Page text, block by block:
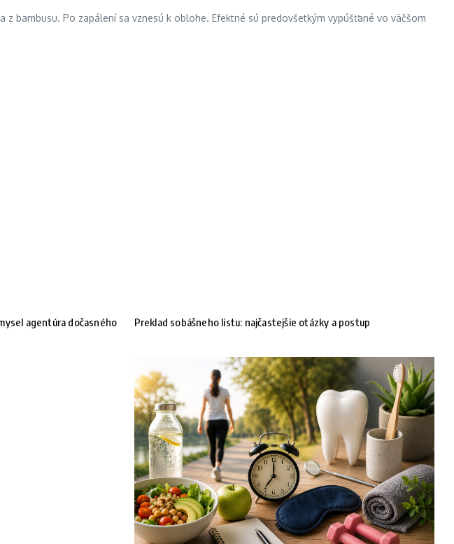
bambusu. Po zapálení sa vznesú k oblohe. Efektné sú predovšetkým vypúšťané vo väčšom
agentúra dočasného
Preklad sobášneho listu: najčastejšie otázky a postup